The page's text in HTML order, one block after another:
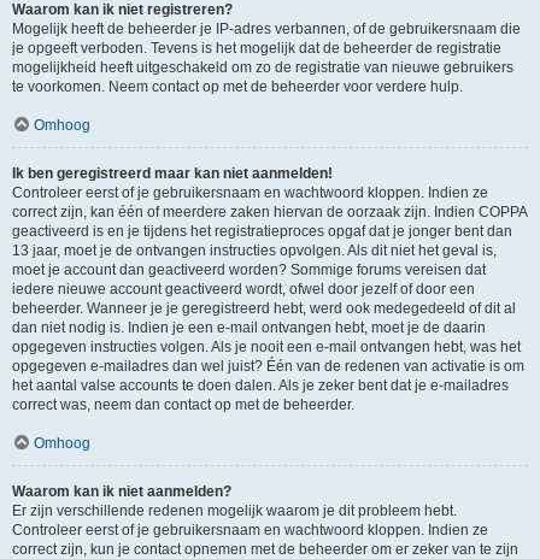
Waarom kan ik niet registreren?
Mogelijk heeft de beheerder je IP-adres verbannen, of de gebruikersnaam die
je opgeeft verboden. Tevens is het mogelijk dat de beheerder de registratie
mogelijkheid heeft uitgeschakeld om zo de registratie van nieuwe gebruikers
te voorkomen. Neem contact op met de beheerder voor verdere hulp.
Omhoog
Ik ben geregistreerd maar kan niet aanmelden!
Controleer eerst of je gebruikersnaam en wachtwoord kloppen. Indien ze
correct zijn, kan één of meerdere zaken hiervan de oorzaak zijn. Indien COPPA
geactiveerd is en je tijdens het registratieproces opgaf dat je jonger bent dan
13 jaar, moet je de ontvangen instructies opvolgen. Als dit niet het geval is,
moet je account dan geactiveerd worden? Sommige forums vereisen dat
iedere nieuwe account geactiveerd wordt, ofwel door jezelf of door een
beheerder. Wanneer je je geregistreerd hebt, werd ook medegedeeld of dit al
dan niet nodig is. Indien je een e-mail ontvangen hebt, moet je de daarin
opgegeven instructies volgen. Als je nooit een e-mail ontvangen hebt, was het
opgegeven e-mailadres dan wel juist? Één van de redenen van activatie is om
het aantal valse accounts te doen dalen. Als je zeker bent dat je e-mailadres
correct was, neem dan contact op met de beheerder.
Omhoog
Waarom kan ik niet aanmelden?
Er zijn verschillende redenen mogelijk waarom je dit probleem hebt.
Controleer eerst of je gebruikersnaam en wachtwoord kloppen. Indien ze
correct zijn, kun je contact opnemen met de beheerder om er zeker van te zijn